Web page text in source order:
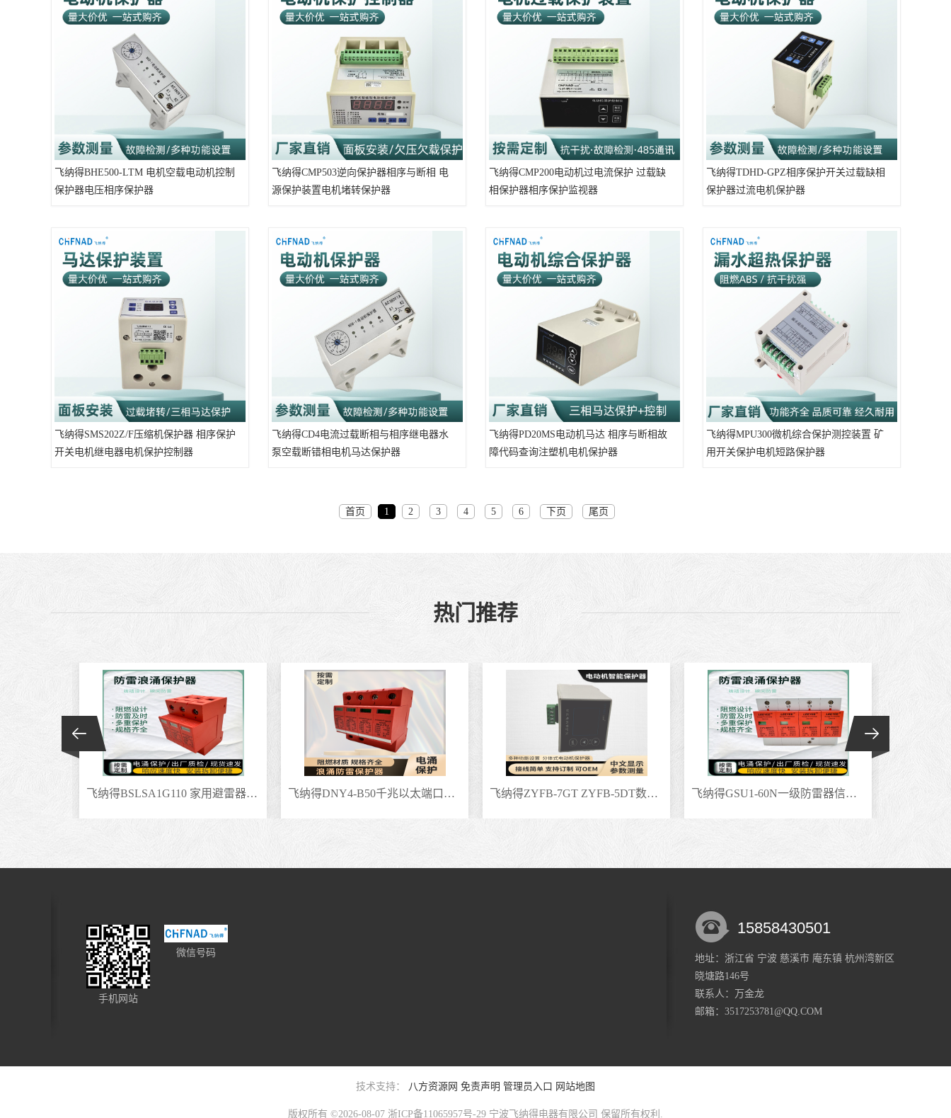
飞纳得BHE500-LTM 电机空载电动机控制
保护器电压相序保护器
飞纳得CMP503逆向保护器相序与断相 电
源保护装置电机堵转保护器
飞纳得CMP200电动机过电流保护 过载缺
相保护器相序保护监视器
飞纳得TDHD-GPZ相序保护开关过载缺相
保护器过流电机保护器
飞纳得SMS202Z/F压缩机保护器 相序保护
开关电机继电器电机保护控制器
飞纳得CD4电流过载断相与相序继电器水
泵空载断错相电机马达保护器
飞纳得PD20MS电动机马达 相序与断相故
障代码查询注塑机电机保护器
飞纳得MPU300微机综合保护测控装置 矿
用开关保护电机短路保护器
首页 1 2 3 4 5 6 下页 尾页
热门推荐
飞纳得BSLSA1G110 家用避雷器 低压避雷器避雷电涌 飞纳得DNY4-B50千兆以太端口机柜II级弱电浪涌宽电压 飞纳得ZYFB-7GT ZYFB-5DT数字式电动机 微机电动机 飞纳得GSU1-60N一级防雷器信号浪涌智能浪涌 防雷家用
手机网站
微信号码
15858430501
18067266931
地址：浙江省 宁波 慈溪市 庵东镇 杭州湾新区
晓塘路146号
联系人：万金龙
邮箱：3517253781@QQ.COM
技术支持： 八方资源网 免责声明 管理员入口 网站地图
版权所有 ©2026-08-07 浙ICP备11065957号-29 宁波飞纳得电器有限公司 保留所有权利.